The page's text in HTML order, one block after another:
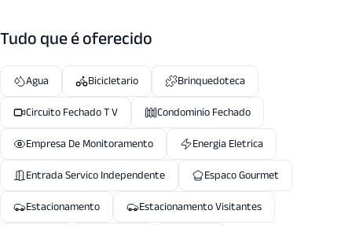
Tudo que é oferecido
Agua Bicicletario
Brinquedoteca
Circuito Fechado T V
Condominio Fechado
Empresa De Monitoramento
Energia Eletrica
Entrada Servico Independente
Espaco Gourmet
Estacionamento
Estacionamento Visitantes